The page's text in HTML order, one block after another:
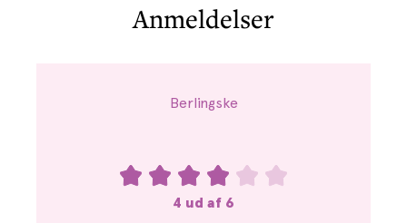
Anmeldelser
Berlingske
4 ud af 6